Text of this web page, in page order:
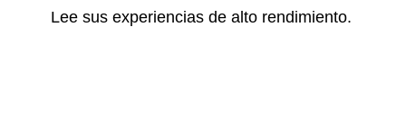
Lee sus experiencias de alto rendimiento.